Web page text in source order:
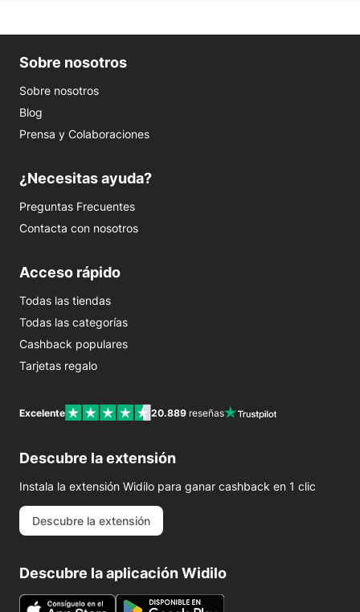
Sobre nosotros
Sobre nosotros
Blog
Prensa y Colaboraciones
¿Necesitas ayuda?
Preguntas Frecuentes
Contacta con nosotros
Acceso rápido
Todas las tiendas
Todas las categorías
Cashback populares
Tarjetas regalo
Excelente 20.889 reseñas
Descubre la extensión
Instala la extensión Widilo para ganar cashback en 1 clic
Descubre la extensión
Descubre la aplicación Widilo